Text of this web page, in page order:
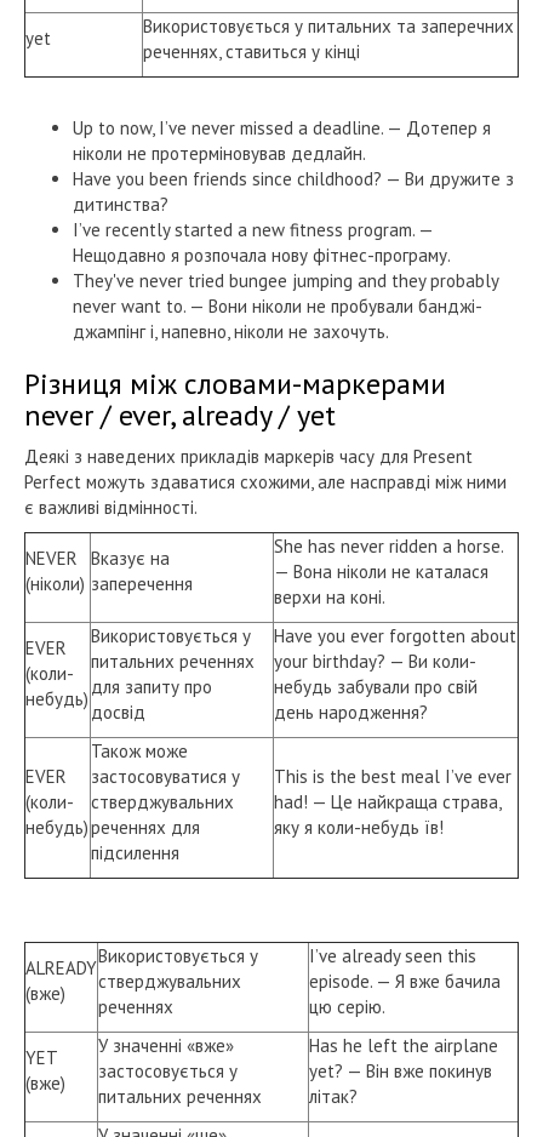
yet
Використовується у питальних та заперечних
реченнях, ставиться у кінці
Up to now, I’ve never missed a deadline. — Дотепер я
ніколи не протерміновував дедлайн.
Have you been friends since childhood? — Ви дружите з
дитинства?
I’ve recently started a new fitness program. —
Нещодавно я розпочала нову фітнес-програму.
They've never tried bungee jumping and they probably
never want to. — Вони ніколи не пробували банджі-
джампінг і, напевно, ніколи не захочуть.
Різниця між словами-маркерами
never / ever, already / yet
Деякі з наведених прикладів маркерів часу для Present
Perfect можуть здаватися схожими, але насправді між ними
є важливі відмінності.
NEVER
(ніколи)
Вказує на
заперечення
She has never ridden a horse.
— Вона ніколи не каталася
верхи на коні.
EVER
(коли-
небудь)
Використовується у
питальних реченнях
для запиту про
досвід
Have you ever forgotten about
your birthday? — Ви коли-
небудь забували про свій
день народження?
EVER
(коли-
небудь)
Також може
застосовуватися у
стверджувальних
реченнях для
підсилення
This is the best meal I’ve ever
had! — Це найкраща страва,
яку я коли-небудь їв!
ALREADY
(вже)
Використовується у
стверджувальних
реченнях
I’ve already seen this
episode. — Я вже бачила
цю серію.
YET
(вже)
У значенні «вже»
застосовується у
питальних реченнях
Has he left the airplane
yet? — Він вже покинув
літак?